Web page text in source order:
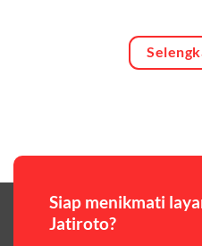
Hemat biaya dengan
premium,berikut ulasan
Paket Easy
Siap menikmati
Jatiroto?